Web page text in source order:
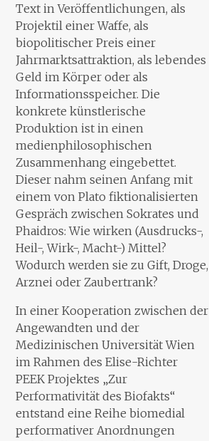
Text in Veröffentlichungen, als
Projektil einer Waffe, als
biopolitischer Preis einer
Jahrmarktsattraktion, als lebendes
Geld im Körper oder als
Informationsspeicher. Die
konkrete künstlerische
Produktion ist in einen
medienphilosophischen
Zusammenhang eingebettet.
Dieser nahm seinen Anfang mit
einem von Plato fiktionalisierten
Gespräch zwischen Sokrates und
Phaidros: Wie wirken (Ausdrucks-,
Heil-, Wirk-, Macht-) Mittel?
Wodurch werden sie zu Gift, Droge,
Arznei oder Zaubertrank?
In einer Kooperation zwischen der
Angewandten und der
Medizinischen Universität Wien
im Rahmen des Elise-Richter
PEEK Projektes „Zur
Performativität des Biofakts“
entstand eine Reihe biomedial
performativer Anordnungen